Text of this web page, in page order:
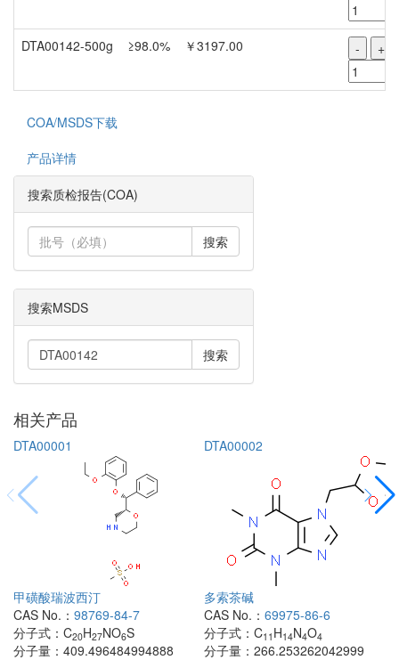
DTA00142-500g ≥98.0% ￥3197.00 - +
COA/MSDS下载
产品详情
搜索质检报告(COA)
搜索
搜索MSDS
搜索
相关产品
DTA00001
甲磺酸瑞波西汀
CAS No.： 98769-84-7
分子式： C20H27NO6S
分子量： 409.496484994888
DTA00002
多索茶碱
CAS No.： 69975-86-6
分子式： C11 H14N4O4
分子量： 266.253262042999